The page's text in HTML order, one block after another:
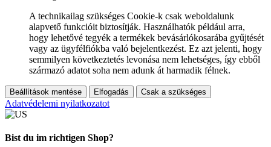
A technikailag szükséges Cookie-k csak weboldalunk
alapvető funkcióit biztosítják. Használhatók például arra,
hogy lehetővé tegyék a termékek bevásárlókosarába gyűjtését
vagy az ügyfélfiókba való bejelentkezést. Ez azt jelenti, hogy
semmilyen következtetés levonása nem lehetséges, így ebből
származó adatot soha nem adunk át harmadik félnek.
Beállítások mentése Elfogadás Csak a szükséges
Adatvédelemi nyilatkozatot
Bist du im richtigen Shop?